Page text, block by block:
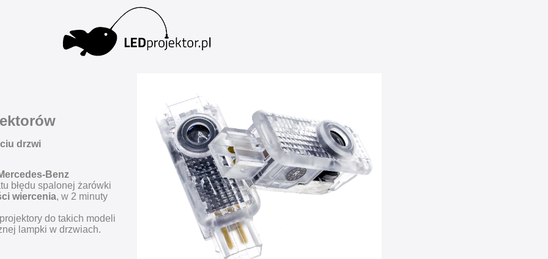
drzwi
Benz
błędu spalonej żarówki
wiercenia, w 2 minuty
do takich modeli
lampki w drzwiach.